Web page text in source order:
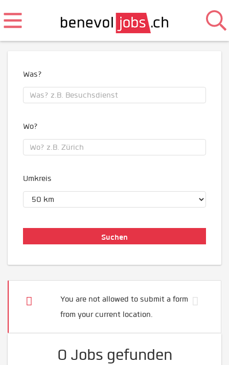
Was?
Wo?
Umkreis
You are not allowed to submit a form
from your current location.
0 Jobs gefunden